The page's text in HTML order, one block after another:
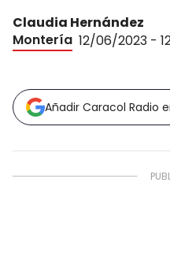
Claudia Hernández
Montería 12/06/2023 -
Añadir Caracol Radio